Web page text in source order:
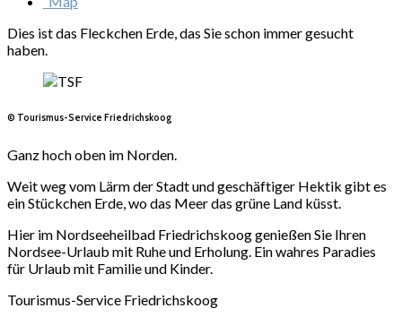
Dies ist das Fleckchen Erde, das Sie schon immer gesucht
haben.
© Tourismus-Service Friedrichskoog
Ganz hoch oben im Norden.
Weit weg vom Lärm der Stadt und geschäftiger Hektik gibt es
ein Stückchen Erde, wo das Meer das grüne Land küsst.
Hier im Nordseeheilbad Friedrichskoog genießen Sie Ihren
Nordsee-Urlaub mit Ruhe und Erholung. Ein wahres Paradies
für Urlaub mit Familie und Kinder.
Tourismus-Service Friedrichskoog